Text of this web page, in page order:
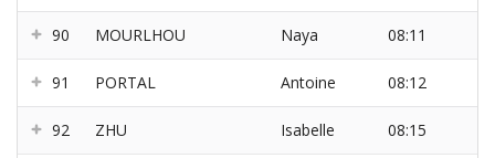
90 MOURLHOU Naya 08:11
91 PORTAL Antoine 08:12
92 ZHU Isabelle 08:15